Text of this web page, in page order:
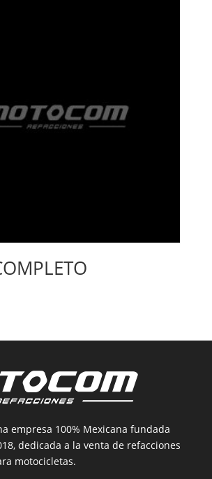
empresa 100% Mexicana fundada
dedicada a la venta de refacciones
motocicletas.